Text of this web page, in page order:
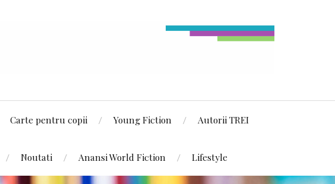
Carte pentru copii Young Fiction Autorii TREI
Noutati Anansi World Fiction Lifestyle